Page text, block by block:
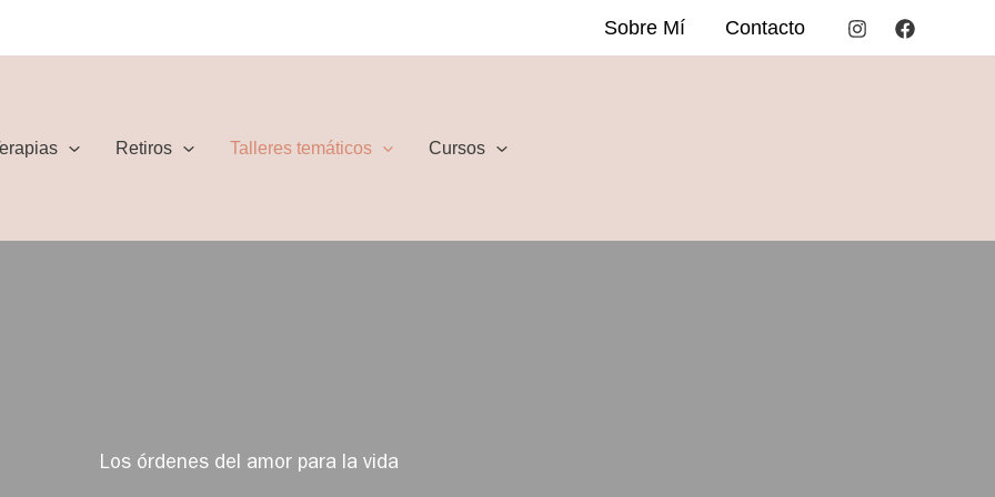
Sobre Mí Contacto
Retiros Talleres temáticos Cursos
Los órdenes del amor para la vida